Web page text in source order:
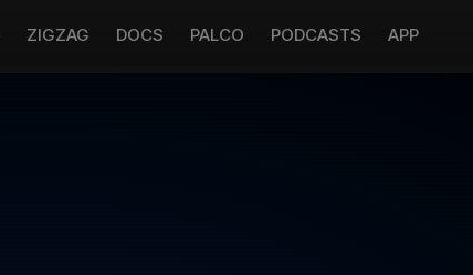
ZIGZAG DOCS PALCO PODCASTS APP